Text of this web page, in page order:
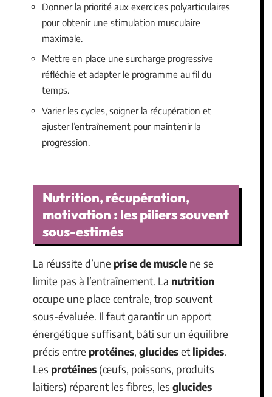
Donner la priorité aux exercices polyarticulaires
pour obtenir une stimulation musculaire
maximale.
Mettre en place une surcharge progressive
réfléchie et adapter le programme au fil du
temps.
Varier les cycles, soigner la récupération et
ajuster l’entraînement pour maintenir la
progression.
Nutrition, récupération,
motivation : les piliers souvent
sous-estimés
La réussite d’une prise de muscle ne se
limite pas à l’entraînement. La nutrition
occupe une place centrale, trop souvent
sous-évaluée. Il faut garantir un apport
énergétique suffisant, bâti sur un équilibre
précis entre protéines, glucideset lipides.
Les protéines (œufs, poissons, produits
laitiers) réparent les fibres, les glucides